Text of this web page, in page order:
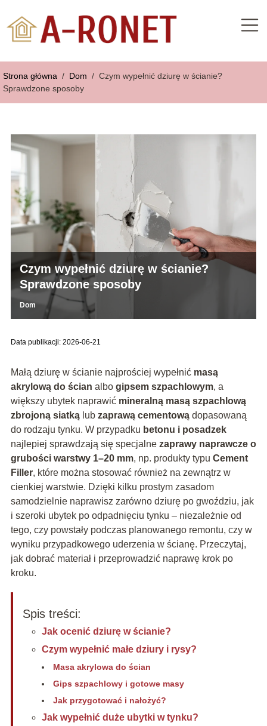
Strona główna / Dom / Czym wypełnić dziurę w ścianie?
Sprawdzone sposoby
Czym wypełnić dziurę w ścianie?
Sprawdzone sposoby
Dom
Data publikacji: 2026-06-21
Małą dziurę w ścianie najprościej wypełnić masą
akrylową do ścian albo gipsem szpachlowym, a
większy ubytek naprawić mineralną masą szpachlową
zbrojoną siatkąlub zaprawą cementowądopasowaną
do rodzaju tynku. W przypadku betonu i posadzek
najlepiej sprawdzają się specjalne zaprawy naprawcze o
grubości warstwy 1–20 mm, np. produkty typu Cement
Filler, które można stosować również na zewnątrz w
cienkiej warstwie. Dzięki kilku prostym zasadom
samodzielnie naprawisz zarówno dziurę po gwoździu, jak
i szeroki ubytek po odpadnięciu tynku – niezależnie od
tego, czy powstały podczas planowanego remontu, czy w
wyniku przypadkowego uderzenia w ścianę. Przeczytaj,
jak dobrać materiał i przeprowadzić naprawę krok po
kroku.
Spis treści:
Jak ocenić dziurę w ścianie?
Czym wypełnić małe dziury i rysy?
Masa akrylowa do ścian
Gips szpachlowy i gotowe masy
Jak przygotować i nałożyć?
Jak wypełnić duże ubytki w tynku?